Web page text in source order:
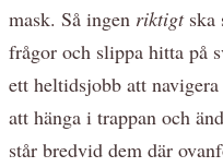
mask. Så ingen riktigtska
frågor och slippa hitta på
ett heltidsjobb att
att hänga i trappan och
står bredvid dem där